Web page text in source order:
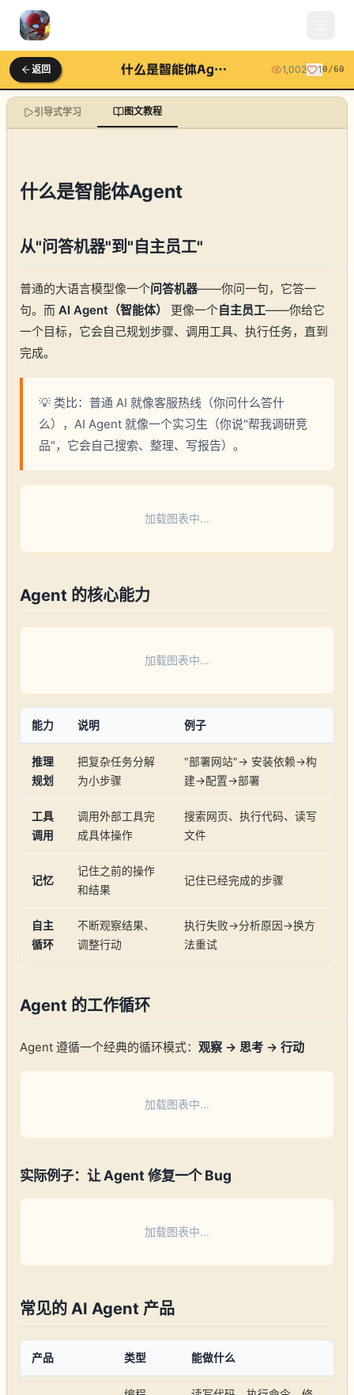
返回 什么是智能体Agent 1,002 10/60
引导式学习 图文教程
什么是智能体Agent
从"问答机器"到"自主员工"
普通的大语言模型像一个问答机器——你问一句，它答一
句。而 AI Agent（智能体） 更像一个自主员工——你给它
一个目标，它会自己规划步骤、调用工具、执行任务，直到
完成。
💡 类比：普通 AI 就像客服热线（你问什么答什
么），AI Agent 就像一个实习生（你说"帮我调研竞
品"，它会自己搜索、整理、写报告）。
加载图表中...
Agent 的核心能力
加载图表中...
能力 说明 例子
推理
规划
把复杂任务分解
为小步骤
"部署网站"→ 安装依赖→构
建→配置→部署
工具
调用
调用外部工具完
成具体操作
搜索网页、执行代码、读写
文件
记忆
记住之前的操作
和结果
记住已经完成的步骤
自主
循环
不断观察结果、
调整行动
执行失败→分析原因→换方
法重试
Agent 的工作循环
Agent 遵循一个经典的循环模式： 观察 → 思考 → 行动
加载图表中...
实际例子：让 Agent 修复一个 Bug
加载图表中...
常见的 AI Agent 产品
产品 类型 能做什么